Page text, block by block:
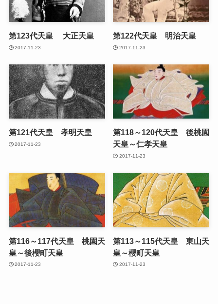
第123代天皇 大正天皇
2017-11-23
第122代天皇 明治天皇
2017-11-23
第121代天皇 孝明天皇
2017-11-23
第118～120代天皇 後桃園
天皇～仁孝天皇
2017-11-23
第116～117代天皇 桃園天
皇～後櫻町天皇
2017-11-23
第113～115代天皇 東山天
皇～櫻町天皇
2017-11-23